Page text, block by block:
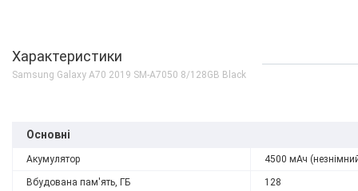
Характеристики
Samsung Galaxy A70 2019 SM-A7050 8/128GB Black
Основні
Акумулятор 4500 мАч
Вбудована пам'ять, ГБ 128